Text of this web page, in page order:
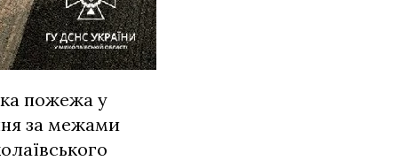
пожежа у
за межами